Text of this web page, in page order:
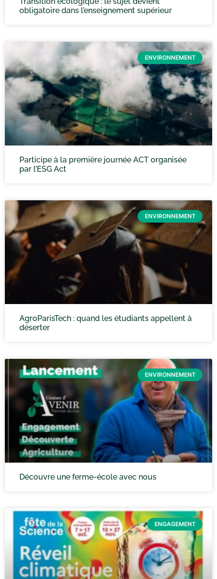
obligatoire dans l’enseignement supérieur
ENVIRONNEMENT
Participe à la première journée ACT organisée
par l’ESG Act
ENVIRONNEMENT
AgroParisTech : quand les étudiants appellent à
déserter
ENVIRONNEMENT
Découvre une ferme-école avec nous
ENGAGEMENT